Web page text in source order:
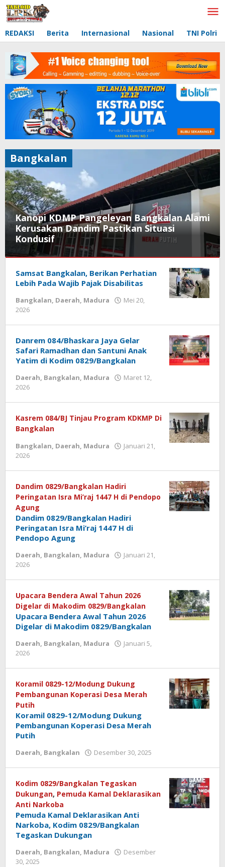
Lewati
ke
REDAKSI Berita Internasional Nasional TNI Polri
Kanopi KDMP Pangeleyan Bangkalan Alami
Kerusakan Dandim Pastikan Situasi
Kondusif
Daerah
2026
Bangkalan
Samsat Bangkalan, Berikan Perhatian
Lebih Pada Wajib Pajak Disabilitas
Bangkalan, Daerah, Madura
Mei 20,
2026
Danrem 084/Bhaskara Jaya Gelar
Safari Ramadhan dan Santuni Anak
Yatim di Kodim 0829/Bangkalan
Daerah, Bangkalan, Madura
Maret 12,
2026
Kasrem 084/BJ Tinjau Program KDKMP Di
Bangkalan
Bangkalan, Daerah, Madura
Januari 21,
2026
Dandim 0829/Bangkalan Hadiri
Peringatan Isra Mi’raj 1447 H di Pendopo
Agung
Dandim 0829/Bangkalan Hadiri
Peringatan Isra Mi’raj 1447 H di
Pendopo Agung
Daerah, Bangkalan, Madura
Januari 21,
2026
Upacara Bendera Awal Tahun 2026
Digelar di Makodim 0829/Bangkalan
Upacara Bendera Awal Tahun 2026
Digelar di Makodim 0829/Bangkalan
Daerah, Bangkalan, Madura
Januari 5,
2026
Koramil 0829-12/Modung Dukung
Pembangunan Koperasi Desa Merah
Putih
Koramil 0829-12/Modung Dukung
Pembangunan Koperasi Desa Merah
Putih
Daerah, Bangkalan Desember 30, 2025
Kodim 0829/Bangkalan Tegaskan
Dukungan, Pemuda Kamal Deklarasikan
Anti Narkoba
Pemuda Kamal Deklarasikan Anti
Narkoba, Kodim 0829/Bangkalan
Tegaskan Dukungan
Daerah, Bangkalan, Madura
Desember
30, 2025